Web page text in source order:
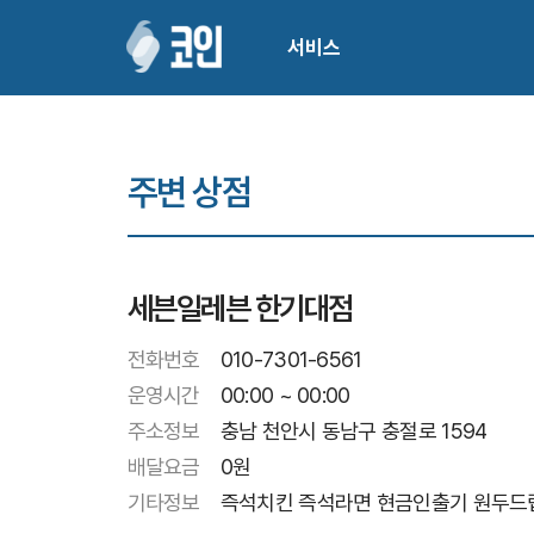
서비스
주변 상점
세븐일레븐 한기대점
전화번호
010-7301-6561
운영시간
00:00 ~ 00:00
주소정보
충남 천안시 동남구 충절로 1594
배달요금
0원
기타정보
즉석치킨 즉석라면 현금인출기 원두드